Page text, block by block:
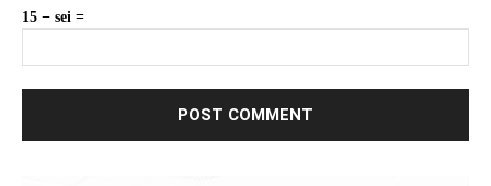
15 − sei =